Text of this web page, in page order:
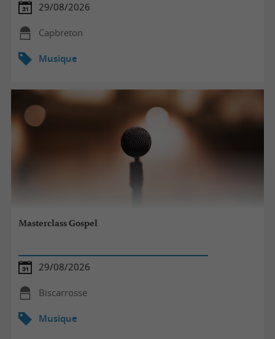
29/08/2026
Capbreton
Musique
Masterclass Gospel
29/08/2026
Biscarrosse
Musique